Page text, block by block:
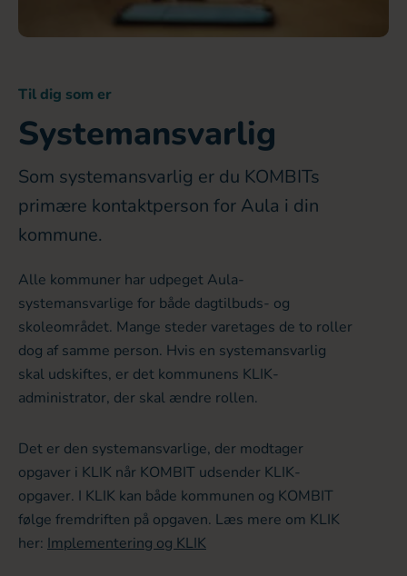
Til dig som er
Systemansvarlig
Som systemansvarlig er du KOMBITs
primære kontaktperson for Aula i din
kommune.
Alle kommuner har udpeget Aula-
systemansvarlige for både dagtilbuds- og
skoleområdet. Mange steder varetages de to roller
dog af samme person. Hvis en systemansvarlig
skal udskiftes, er det kommunens KLIK-
administrator, der skal ændre rollen.
Det er den systemansvarlige, der modtager
opgaver i KLIK når KOMBIT udsender KLIK-
opgaver. I KLIK kan både kommunen og KOMBIT
følge fremdriften på opgaven. Læs mere om KLIK
her: Implementering og KLIK